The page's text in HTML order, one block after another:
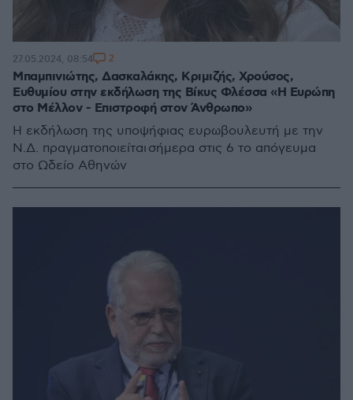
Μπαμπινιώτης, Δασκαλάκης, Κριμιζής, Χρούσος,
Ευθυμίου στην εκδήλωση της Βίκυς Φλέσσα «Η Ευρώπη
στο Μέλλον - Επιστροφή στον Άνθρωπο»
Η εκδήλωση της υποψήφιας ευρωβουλευτή με την
Ν.Δ. πραγματοποιείται σήμερα στις 6 το απόγευμα
στο Ωδείο Αθηνών
27.05.2024, 08:54 2